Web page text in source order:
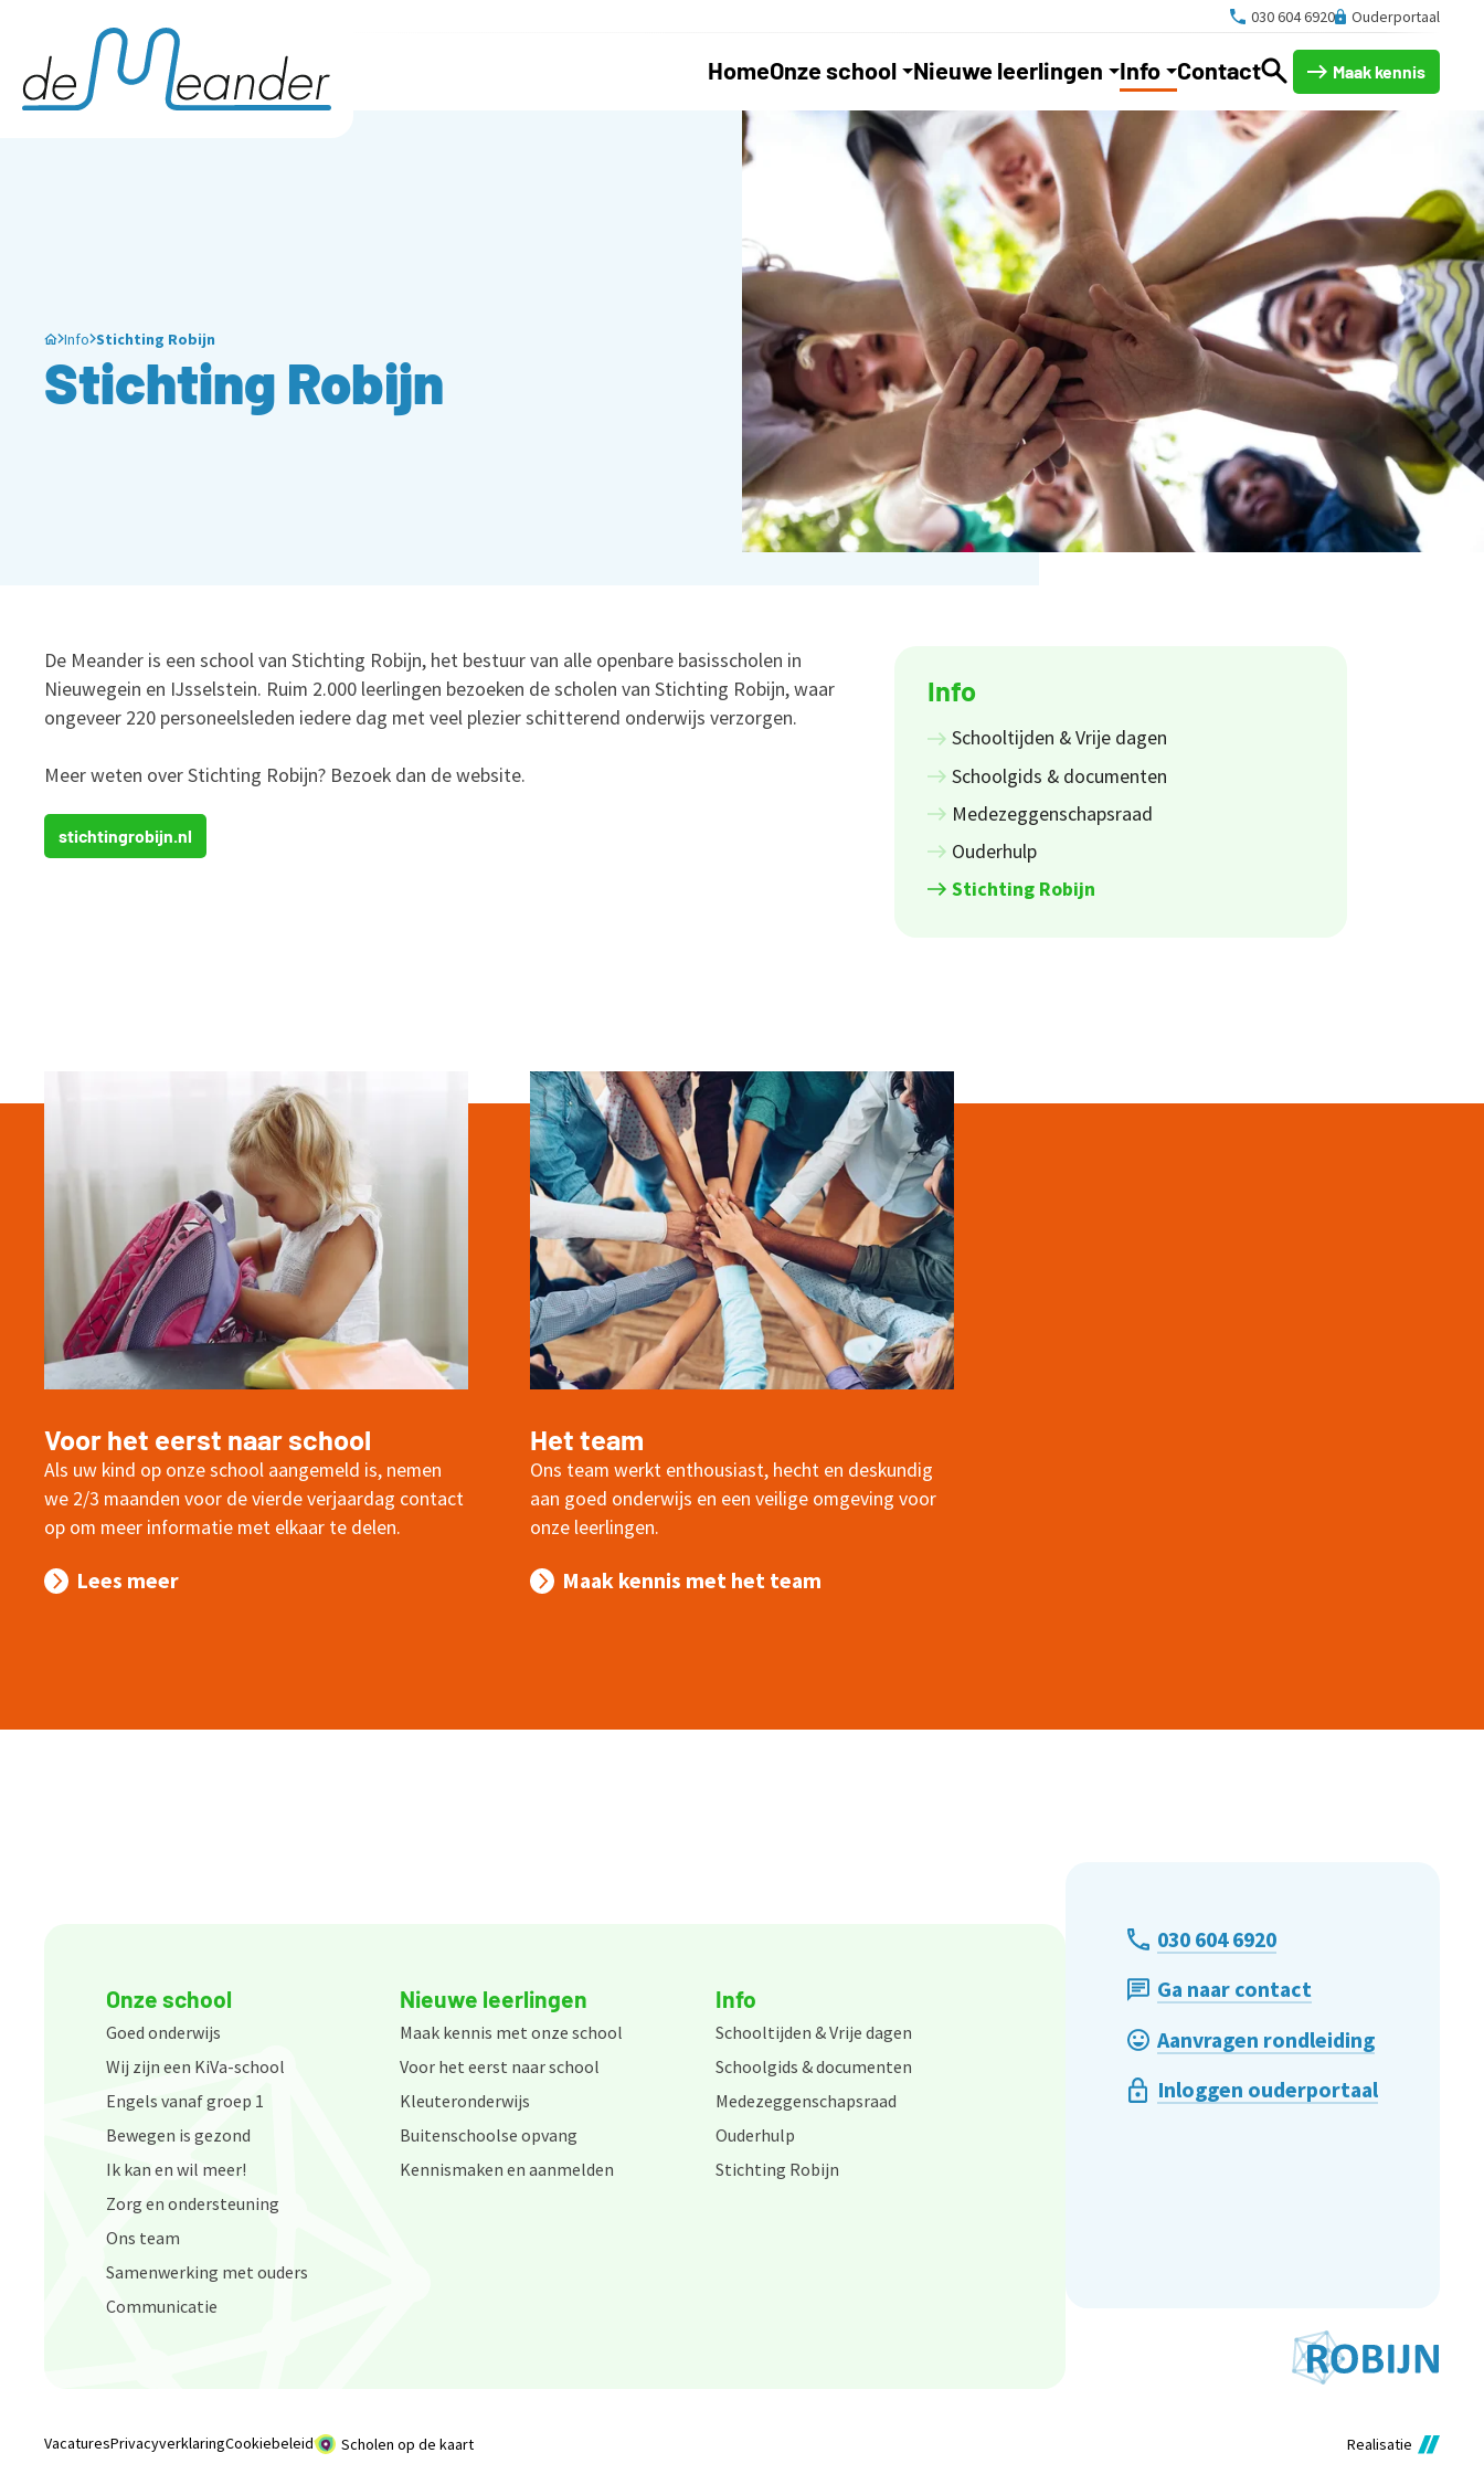
030 604 6920 Ouderportaal
HomeOnze school Nieuwe leerlingen Info Contact Maak kennis
Info Stichting Robijn
Stichting Robijn
De Meander is een school van Stichting Robijn, het bestuur van alle openbare basisscholen in
Nieuwegein en IJsselstein. Ruim 2.000 leerlingen bezoeken de scholen van Stichting Robijn, waar
ongeveer 220 personeelsleden iedere dag met veel plezier schitterend onderwijs verzorgen.
Meer weten over Stichting Robijn? Bezoek dan de website.
stichtingrobijn.nl
Info
Schooltijden & Vrije dagen
Schoolgids & documenten
Medezeggenschapsraad
Ouderhulp
Stichting Robijn
Voor het eerst naar school
Als uw kind op onze school aangemeld is, nemen
we 2/3 maanden voor de vierde verjaardag contact
op om meer informatie met elkaar te delen.
Lees meer
Het team
Ons team werkt enthousiast, hecht en deskundig
aan goed onderwijs en een veilige omgeving voor
onze leerlingen.
Maak kennis met het team
Onze school
Goed onderwijs
Wij zijn een KiVa-school
Engels vanaf groep 1
Bewegen is gezond
Ik kan en wil meer!
Zorg en ondersteuning
Ons team
Samenwerking met ouders
Communicatie
Nieuwe leerlingen
Maak kennis met onze school
Voor het eerst naar school
Kleuteronderwijs
Buitenschoolse opvang
Kennismaken en aanmelden
Info
Schooltijden & Vrije dagen
Schoolgids & documenten
Medezeggenschapsraad
Ouderhulp
Stichting Robijn
030 604 6920
Ga naar contact
Aanvragen rondleiding
Inloggen ouderportaal
VacaturesPrivacyverklaringCookiebeleid Scholen op de kaart Realisatie